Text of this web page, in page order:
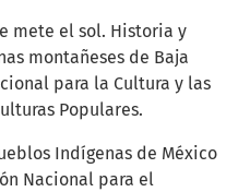
mete el sol. Historia y
montañeses de Baja
para la Cultura y las
Populares.
Indígenas de México
Nacional para el